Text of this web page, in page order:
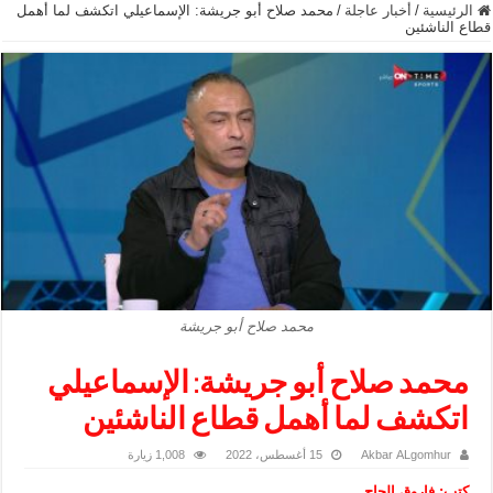
الرئيسية / أخبار عاجلة / محمد صلاح أبو جريشة: الإسماعيلي اتكشف لما أهمل
قطاع الناشئين
محمد صلاح أبو جريشة
محمد صلاح أبو جريشة: الإسماعيلي
اتكشف لما أهمل قطاع الناشئين
Akbar ALgomhur 15 أغسطس، 2022 1,008 زيارة